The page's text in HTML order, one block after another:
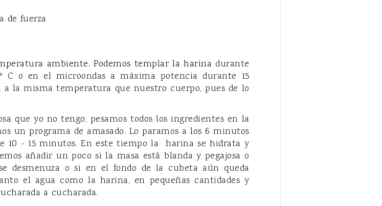
de fuerza
ambiente. Podemos templar la harina durante
C o en el microondas a máxima potencia durante 15
a la misma temperatura que nuestro cuerpo, pues de lo
que yo no tengo, pesamos todos los ingredientes en la
un programa de amasado. Lo paramos a los 6 minutos
10 - 15 minutos.En este tiempo la harina se hidrata y
añadir un poco si la masa está blanda y pegajosa o
desmenuza o si en el fondo de la cubeta aún queda
el agua como la harina, en pequeñas cantidades y
a cucharada.